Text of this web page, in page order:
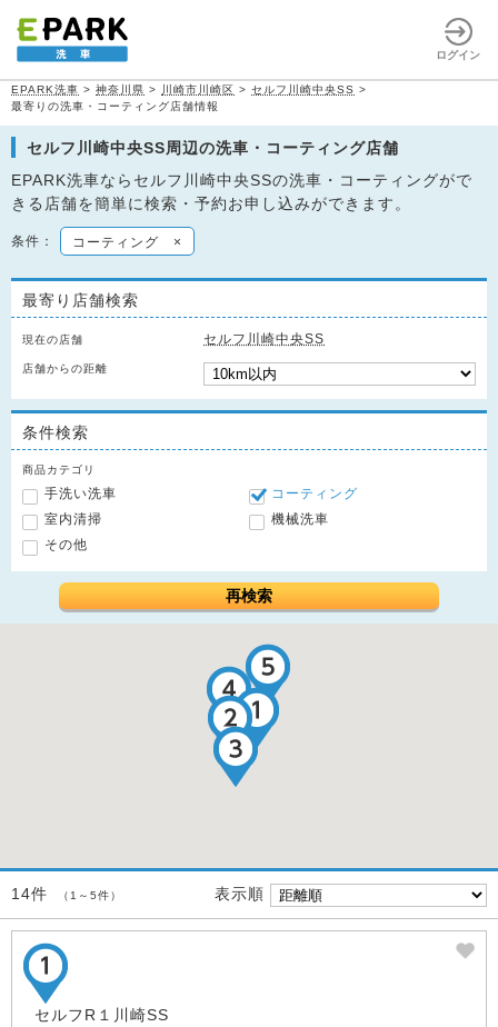
ログイン
EPARK洗車 > 神奈川県 > 川崎市川崎区 > セルフ川崎中央SS >
最寄りの洗車・コーティング店舗情報
セルフ川崎中央SS周辺の洗車・コーティング店舗
EPARK洗車ならセルフ川崎中央SSの洗車・コーティングがで
きる店舗を簡単に検索・予約お申し込みができます。
条件： コーティング ×
最寄り店舗検索
現在の店舗 セルフ川崎中央SS
店舗からの距離
条件検索
商品カテゴリ
手洗い洗車
コーティング
室内清掃
機械洗車
その他
再検索
14件 （1～5件） 表示順
セルフR１川崎SS